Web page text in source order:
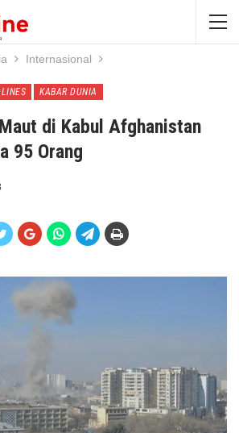
Internasional
KABAR DUNIA
di Kabul Afghanistan
95 Orang